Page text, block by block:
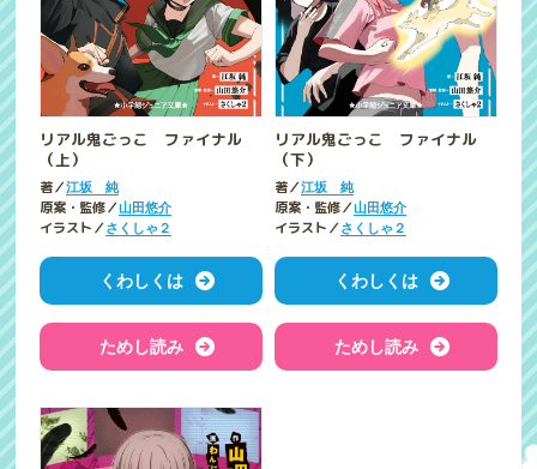
リアル鬼ごっこ ファイナル
（上）
著／江坂 純
原案・監修／山田悠介
イラスト／さくしゃ２
くわしくは
ためし読み
リアル鬼ごっこ ファイナル
（下）
著／江坂 純
原案・監修／山田悠介
イラスト／さくしゃ２
くわしくは
ためし読み